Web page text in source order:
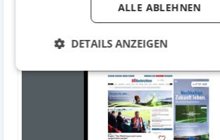
ALLE ABLEHNEN
DETAILS ANZEIGEN